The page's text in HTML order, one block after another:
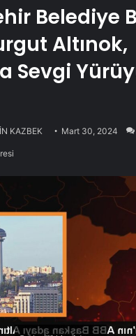
Belediye
Altınok,
Sevgi
KAZBEK Mart 30, 2024